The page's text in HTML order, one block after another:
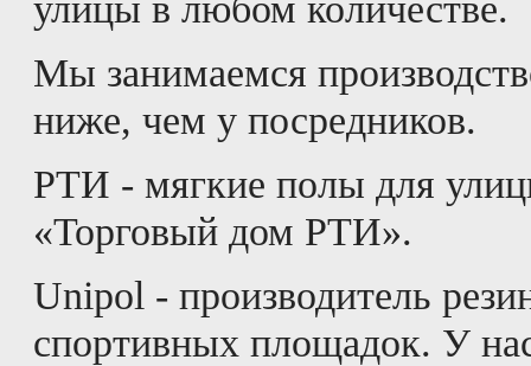
Мы занимаемся
ниже, чем у посредников.
РТИ - мягкие полы для
«Торговый дом РТИ».
Unipol - производитель
спортивных площадок. У